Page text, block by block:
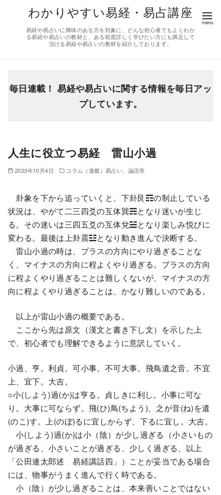
わかりやすい易経・易占講座
易経や易占いに興味のある方を対象に、どんな初心者でもよくわか
る易経や易占いの教材と、ある程度詳しく学びたい方にも満足して
頂ける易経や易占いの教材を紹介しております。
毎日連載！ 易経や易占いに関する情報を毎日アッ
プしています。
人生に役立つ易経 雷山小過
2023年10月4日 コラム（連載）易占い、論語等
卦象を下から追っていくと、下卦艮☶の制止している
状況は、やがて二三四爻の互体巽☴となり迷いが生じ
る。その迷いは三四五爻の互体兌☱となり楽しみ悦びに
変わる。最後は上卦震☳となり動き進んで決断する。
雷山小過の時は、プラスの方向にやり過ぎることな
く、マイナスの方向に程よくやり過ぎる。プラスの方向
に程よくやり過ぎることは難しくないが、マイナスの方
向に程よくやり過ぎることは、かなり難しいのである。
以上が雷山小過の概要である。
ここから先は原文（漢文と書き下し文）を示した上
で、初心者でも理解できるように意訳していく。
小過、亨。利貞。可小事。不可大事。飛鳥遺之音。不宜
上、宜下。大吉。
○小(しよう)過(か)は亨る。貞しきに利し。小事に可な
り。大事に可ならず。飛(ひ)鳥(ちよう)、之が音(ね)を遺
(のこ)す。上(のぼ)るに宜しからず、下るに宜し。大吉。
小(しよう)過(か)は小（陰）が少し過ぎる（小さいもの
が過ぎる、小さいことが過ぎる、少しく過ぎる、以上
「公田連太郎述 易経講話四」）ことが妥当である場合
には、物事がうまく進んで行く時である。
小（陰）が少し過ぎることは、本来善いことではない